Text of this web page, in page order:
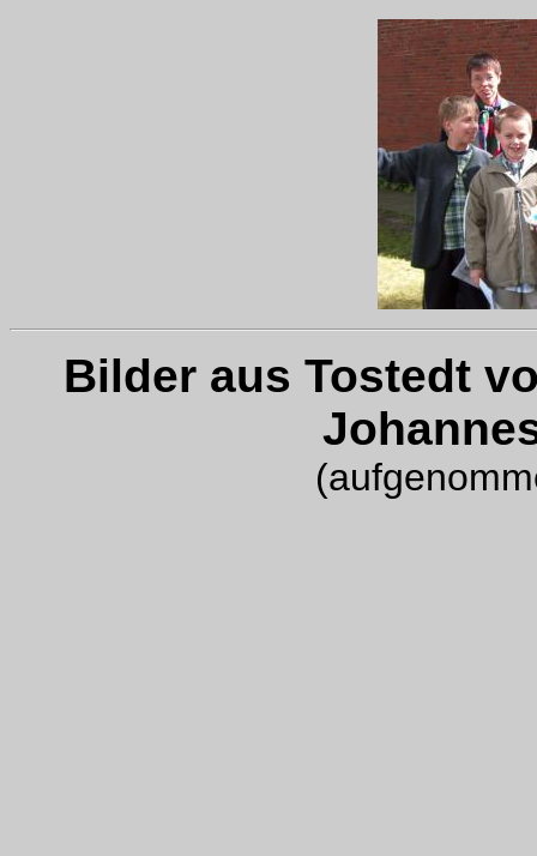
Bilder aus Tostedt